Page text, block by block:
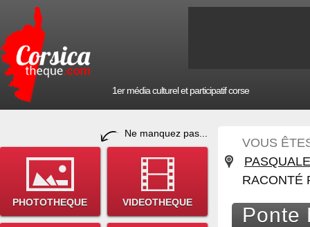
1er média culturel et participatif corse
Ne manquez pas...
PHOTOTHEQUE VIDEOTHEQUE
VOUS
RACONTÉ
Ponte